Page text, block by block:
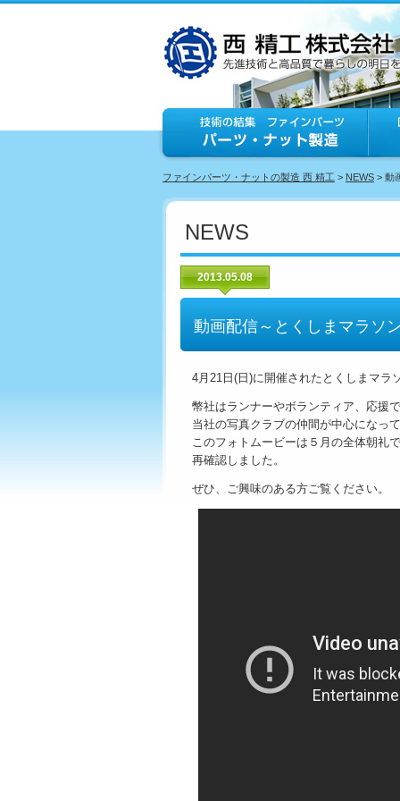
ファインパーツ・ナットの製造 西 精工 > NEWS > 動
NEWS
2013.05.08
動画配信～とくしまマラソ
4月21日(日)に開催されたとくしまマラ
幣社はランナーやボランティア、応援
当社の写真クラブの仲間が中心になっ
このフォトムービーは５月の全体朝礼
再確認しました。
ぜひ、ご興味のある方ご覧ください。